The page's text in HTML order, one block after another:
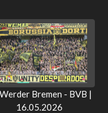
Bremen - BVB |
16.05.2026